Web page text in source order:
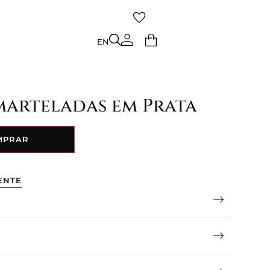
EN
em Prata